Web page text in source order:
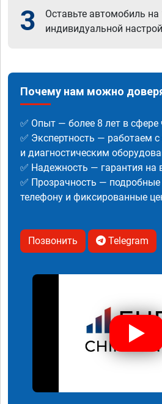
3
Оставьте автомобиль на
индивидуальной
Почему нам можно
✅ Опыт — более 8 лет в сфере
✅ Экспертность — работаем
и диагностическим
✅ Надежность — гарантия на
✅ Прозрачность — подробные
телефону и фиксированные
Позвонить Telegram